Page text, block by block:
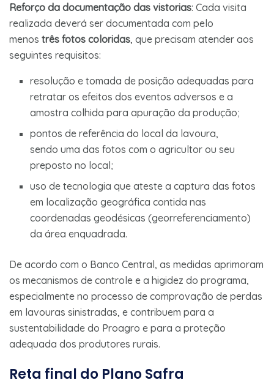
Reforço da documentação das vistorias: Cada visita
realizada deverá ser documentada com pelo
menos três fotos coloridas, que precisam atender aos
seguintes requisitos:
resolução e tomada de posição adequadas para
retratar os efeitos dos eventos adversos e a
amostra colhida para apuração da produção;
pontos de referência do local da lavoura,
sendo uma das fotos com o agricultor ou seu
preposto no local;
uso de tecnologia que ateste a captura das fotos
em localização geográfica contida nas
coordenadas geodésicas (georreferenciamento)
da área enquadrada.
De acordo com o Banco Central, as medidas aprimoram
os mecanismos de controle e a higidez do programa,
especialmente no processo de comprovação de perdas
em lavouras sinistradas, e contribuem para a
sustentabilidade do Proagro e para a proteção
adequada dos produtores rurais.
Reta final do Plano Safra